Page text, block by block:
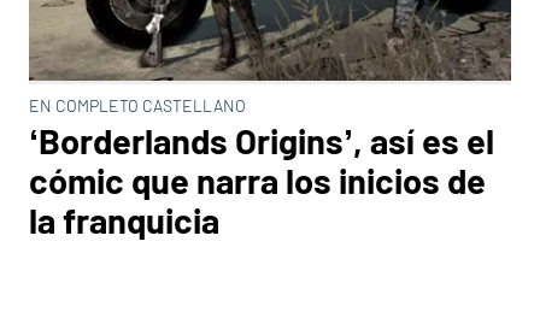
EN COMPLETO CASTELLANO
‘Borderlands Origins’, así es el
cómic que narra los inicios de
la franquicia